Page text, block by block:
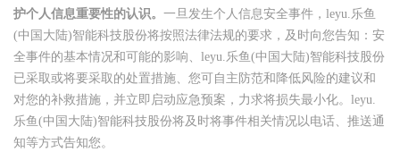
护个人信息重要性的认识。 一旦发生个人信息安全事件，leyu.乐鱼
(中国大陆)智能科技股份将按照法律法规的要求，及时向您告知：安
全事件的基本情况和可能的影响、leyu.乐鱼(中国大陆)智能科技股份
已采取或将要采取的处置措施、您可自主防范和降低风险的建议和
对您的补救措施，并立即启动应急预案，力求将损失最小化。leyu.
乐鱼(中国大陆)智能科技股份将及时将事件相关情况以电话、推送通
知等方式告知您。